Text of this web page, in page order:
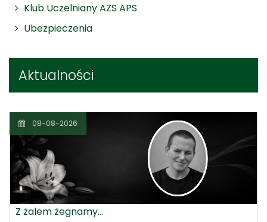
Klub Uczelniany AZS APS
Ubezpieczenia
Aktualności
08-08-2026
Z żalem żegnamy...